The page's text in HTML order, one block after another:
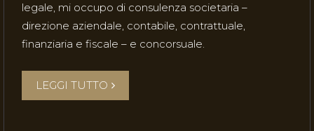
legale, mi occupo di consulenza societaria –
direzione aziendale, contabile, contrattuale,
finanziaria e fiscale – e concorsuale.
LEGGI TUTTO